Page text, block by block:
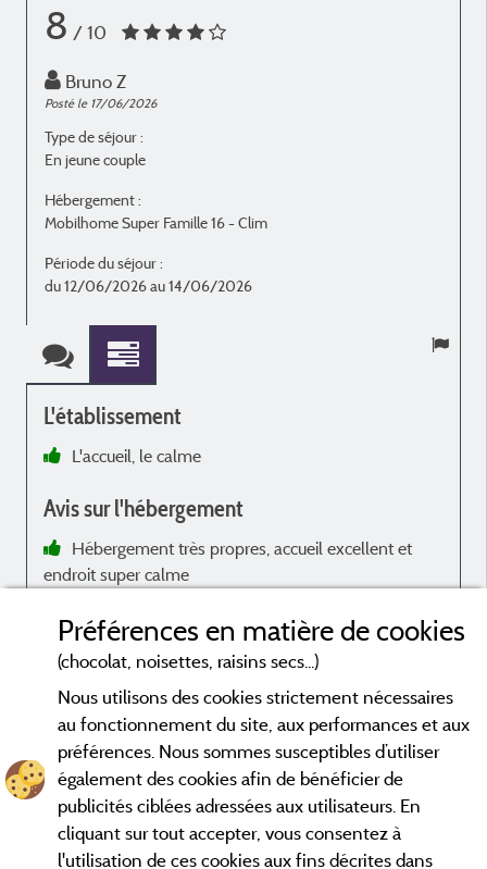
8 / 10
Bruno Z
Posté le 17/06/2026
Type de séjour :
En jeune couple
Hébergement :
Mobilhome Super Famille 16 - Clim
Période du séjour :
du 12/06/2026 au 14/06/2026
L'établissement
L'accueil, le calme
Avis sur l'hébergement
Hébergement très propres, accueil excellent et
endroit super calme
Réponse de l'établissement :
Bonjour Bruno et merci de ce retour. Au plaisir. Marie
Avis datés de moins de 3 ans et soumis à un contrôle.
Préférences en matière de cookies
(chocolat, noisettes, raisins secs...)
Nous utilisons des cookies strictement nécessaires
au fonctionnement du site, aux performances et aux
préférences. Nous sommes susceptibles d’utiliser
également des cookies afin de bénéficier de
publicités ciblées adressées aux utilisateurs. En
cliquant sur tout accepter, vous consentez à
l'utilisation de ces cookies aux fins décrites dans